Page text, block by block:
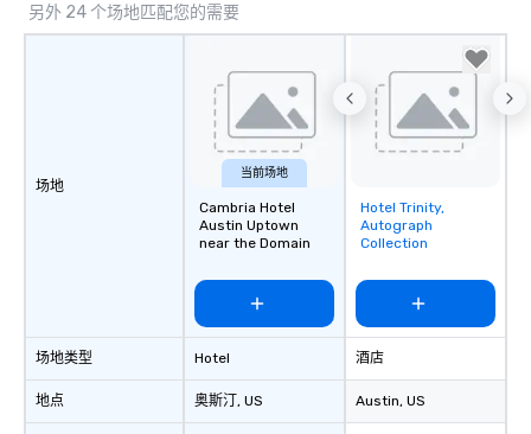
另外 24 个场地匹配您的需要
场地
场地类型
地点
当前场地
Cambria Hotel
Austin Uptown
near the Domain
Hotel
奥斯汀 , US
Removed from
favorites
Hotel Trinity,
Autograph
Collection
酒店
Austin, US